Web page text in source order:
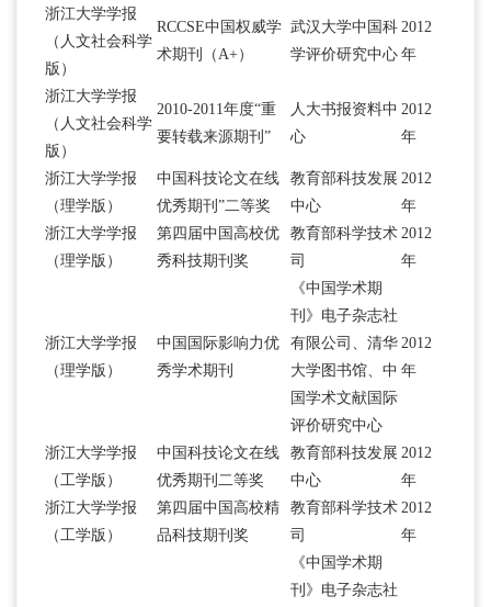
浙江大学学报
（人文社会科学
版）
RCCSE中国权威学
术期刊（A+）
武汉大学中国科
学评价研究中心
2012
年
浙江大学学报
（人文社会科学
版）
2010-2011年度“重
要转载来源期刊”
人大书报资料中
心
2012
年
浙江大学学报
（理学版）
中国科技论文在线
优秀期刊”二等奖
教育部科技发展
中心
2012
年
浙江大学学报
（理学版）
第四届中国高校优
秀科技期刊奖
教育部科学技术
司
2012
年
浙江大学学报
（理学版）
中国国际影响力优
秀学术期刊
《中国学术期
刊》电子杂志社
有限公司、清华
大学图书馆、中
国学术文献国际
评价研究中心
2012
年
浙江大学学报
（工学版）
中国科技论文在线
优秀期刊二等奖
教育部科技发展
中心
2012
年
浙江大学学报
（工学版）
第四届中国高校精
品科技期刊奖
教育部科学技术
司
2012
年
《中国学术期
刊》电子杂志社